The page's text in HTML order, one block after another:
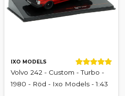
IXO MODELS
Volvo 242 - Custom - Turbo -
1980 - Röd - Ixo Models - 1:43